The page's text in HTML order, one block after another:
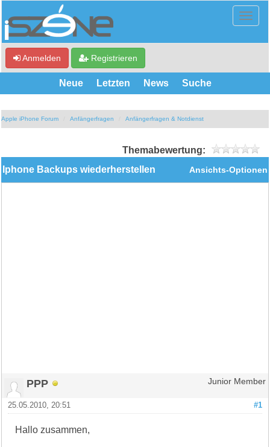
Anmelden Registrieren
Neue Letzten News Suche
Apple iPhone Forum Anfängerfragen Anfängerfragen & Notdienst
Themabewertung:
Ansichts-Optionen
Iphone Backups wiederherstellen
PPP Junior Member
#1
25.05.2010, 20:51
Hallo zusammen,